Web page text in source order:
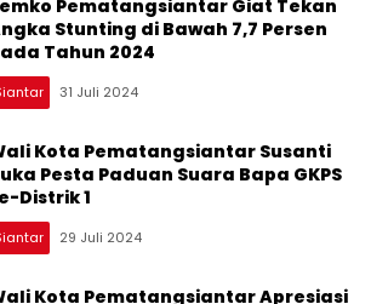
Pematangsiantar Giat Tekan
Stunting di Bawah 7,7 Persen
Tahun 2024
31 Juli 2024
Kota Pematangsiantar Susanti
Pesta Paduan Suara Bapa GKPS
Distrik 1
29 Juli 2024
Kota Pematangsiantar Apresiasi